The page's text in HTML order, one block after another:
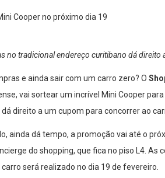
no tradicional endereço curitibano dá
e ainda sair com um carro zero? O
vai sortear um incrível Mini Cooper
direito a um cupom para concorrer ao
ainda dá tempo, a promoção vai até o
do shopping, que fica no piso L4. As
será realizado no dia 19 de fevereiro.